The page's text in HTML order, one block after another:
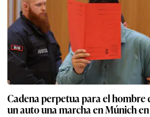
Cadena perpetua para el
un auto una marcha en Múnich